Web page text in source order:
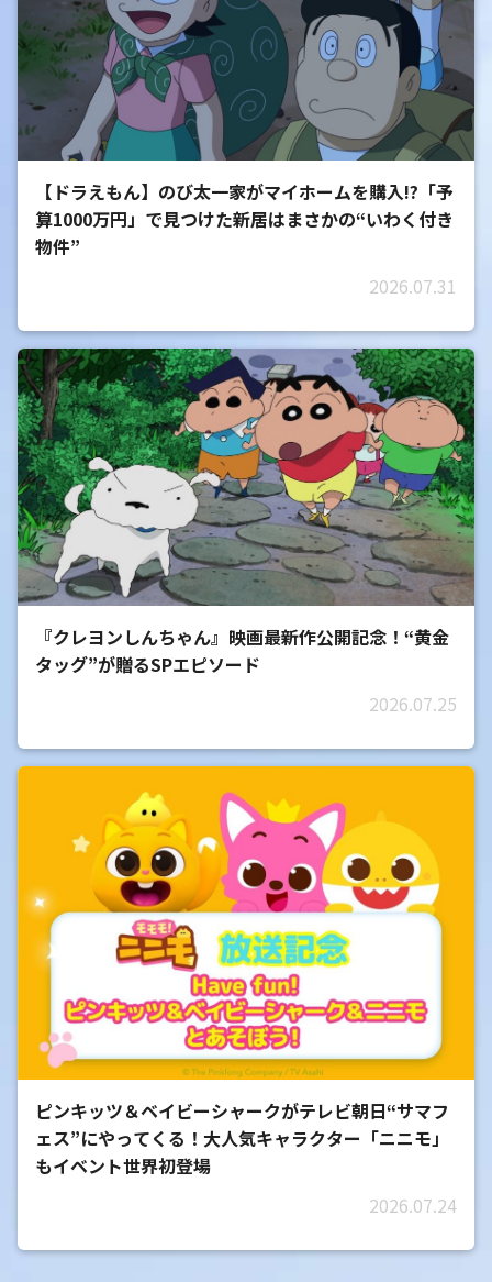
【ドラえもん】のび太一家がマイホームを購入!?「予
算1000万円」で見つけた新居はまさかの“いわく付き
物件”
2026.07.31
『クレヨンしんちゃん』映画最新作公開記念！“黄金
タッグ”が贈るSPエピソード
2026.07.25
ピンキッツ＆ベイビーシャークがテレビ朝日“サマフ
ェス”にやってくる！大人気キャラクター「ニニモ」
もイベント世界初登場
2026.07.24